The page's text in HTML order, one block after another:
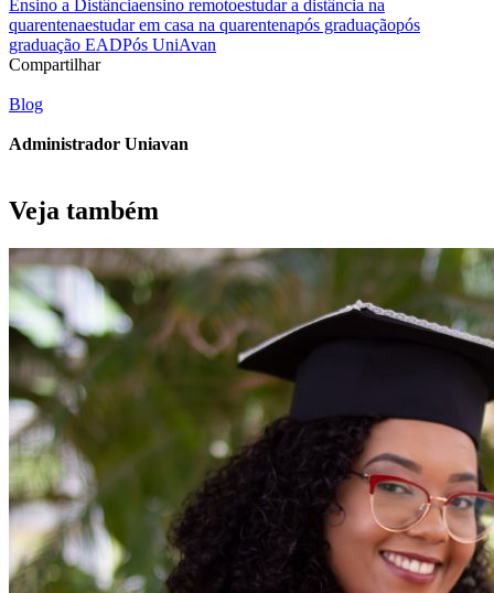
Ensino a Distânciaensino remotoestudar a distância na
quarentenaestudar em casa na quarentenapós graduaçãopós
graduação EADPós UniAvan
Compartilhar
Blog
Administrador Uniavan
Veja também